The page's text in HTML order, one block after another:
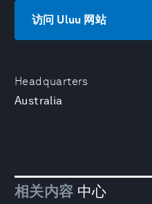
Headquarters
Australia
访问 Uluu 网站
相关内容 中心